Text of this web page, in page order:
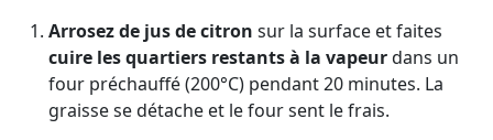
Arrosez de jus de citron sur la surface et faites
cuire les quartiers restants à la vapeurdans un
four préchauffé (200°C) pendant 20 minutes. La
graisse se détache et le four sent le frais.